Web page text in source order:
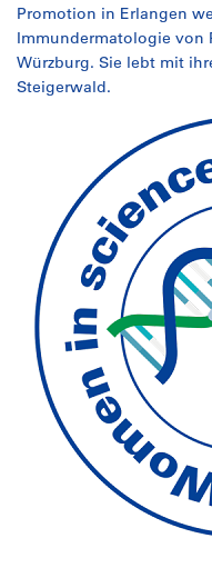
Promotion in Erlangen
Immundermatologie von
Würzburg. Sie lebt mit
Steigerwald.